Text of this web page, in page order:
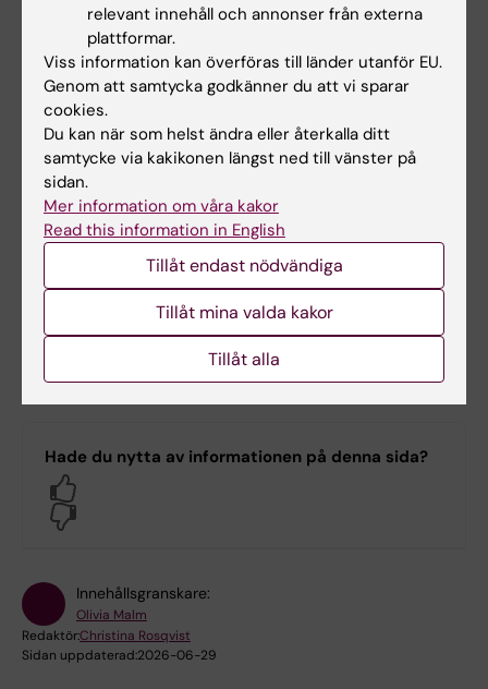
Dokument
Intyg passerkort för KI (PDF, 324.82 KB)
Länkar
Profilprodukter
Konferenser och möten i Aula Medica
Hade du nytta av informationen på denna sida?
Innehållsgranskare:
Olivia Malm
Redaktör:Christina Rosqvist
Sidan uppdaterad:2026-06-29
relevant innehåll och annonser från externa
plattformar.
Viss information kan överföras till länder utanför EU.
Genom att samtycka godkänner du att vi sparar
cookies.
Du kan när som helst ändra eller återkalla ditt
samtycke via kakikonen längst ned till vänster på
sidan.
Mer information om våra kakor
Read this information in English
Tillåt endast nödvändiga
Tillåt mina valda kakor
Tillåt alla